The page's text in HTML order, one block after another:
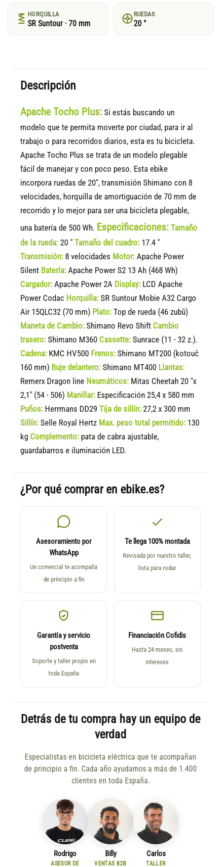
HORQUILLA
SR Suntour · 70 mm
RUEDAS
20 "
Descripción
Apache Tocho Plus: Si estás buscando un
modelo que te permita moverte por ciudad, para ir al
trabajo o para recorridos diarios, esta es tu bicicleta.
Apache Tocho Plus se trata de un modelo plegable
fácil de manejar y con poco peso. Esta ebike
incorpora ruedas de 20", transmisión Shimano con 8
velocidades, horquilla de amortiguación de 70 mm de
recorrido y lo mejor para ser una bicicleta plegable,
una batería de 500 Wh. Especificaciones: Tamaño
de la rueda: 20 "Tamaño del cuadro: 17.4 "
Transmisión: 8 velocidades Motor: Apache Power
Silent Batería: Apache Power S2 13 Ah (468 Wh)
Cargador: Apache Power 2A Display: LCD Apache
Power Codac Horquilla: SR Suntour Mobie A32 Cargo
Air 15QLC32 (70 mm) Plato: Top de rueda (46 zubů)
Maneta de Cambio: Shimano Revo Shift Cambio
trasero: Shimano M360 Cassette: Sunrace (11 - 32 z.).
Cadena: KMC HV500 Frenos: Shimano MT200 (kotouč
160 mm) Buje delantero: Shimano MT400 Llantas:
Remerx Dragon line Neumáticos: Mitas Cheetah 20 "x
2,1" (54 - 506) Manillar: Especificación 25,4 x 580 mm
Puños: Herrmans DD29Tija de sillín: 27,2 x 300 mm
Sillín: Selle Royal Hertz Max. peso total permitido: 130
kg Complemento: pata de cabra ajustable,
guardabarros e iluminación LED.
¿Por qué comprar en ebike.es?
Asesoramiento por
WhatsApp
Un comercial te acompaña
de principio a fin
Te llega 100% montada
Revisada por nuestro taller,
lista para rodar
Garantía y servicio
postventa
Soporte y taller propio en
toda España
Financiación Cofidis
Hasta 24 meses, sin
intereses
Detrás de tu compra hay un equipo de
verdad
Especialistas en bicicleta eléctrica que te acompañan
de principio a fin. Cada año ayudamos a más de 1.400
clientes en toda España.
Rodrigo
ASESOR DE
Billy
VENTAS B2B
Carlos
TALLER